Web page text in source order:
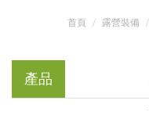
首頁 露營裝備
產品